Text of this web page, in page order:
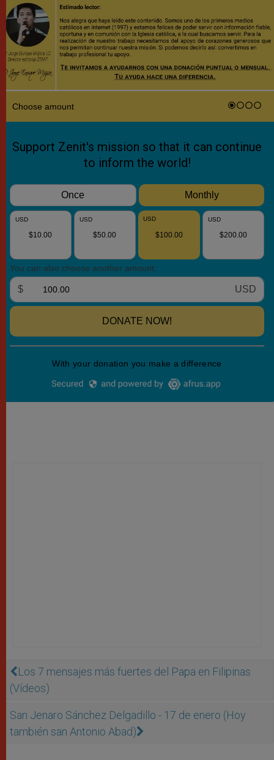
Los 7 mensajes más fuertes del Papa en Filipinas
(Vídeos)
San Jenaro Sánchez Delgadillo - 17 de enero (Hoy
también san Antonio Abad)